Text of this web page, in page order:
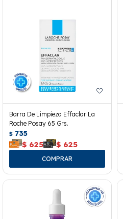
Barra De Limpieza Effaclar La
Roche Posay 65 Grs.
$ 735
$ 625 $ 625